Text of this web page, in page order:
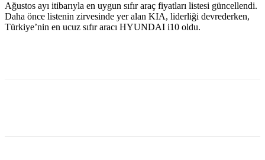
Ağustos ayı itibarıyla en uygun sıfır araç fiyatları listesi güncellendi.
Daha önce listenin zirvesinde yer alan KIA, liderliği devrederken,
Türkiye’nin en ucuz sıfır aracı HYUNDAI i10 oldu.